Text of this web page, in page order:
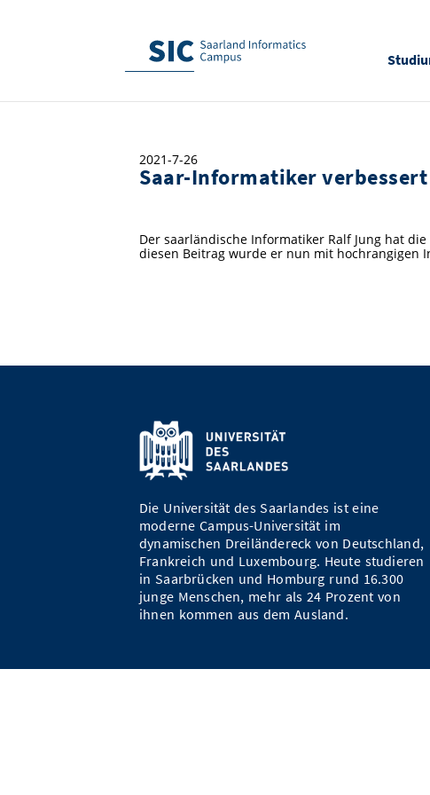
2021-7-26
Saar-Informatiker
Der saarländische Informatiker Ralf Jung hat
diesen Beitrag wurde er nun mit hochrangigen
Die Universität des Saarlandes ist eine
moderne Campus-Universität im
dynamischen Dreiländereck von Deutschland,
Frankreich und Luxembourg. Heute studieren
in Saarbrücken und Homburg rund 16.300
junge Menschen, mehr als 24 Prozent von
ihnen kommen aus dem Ausland.